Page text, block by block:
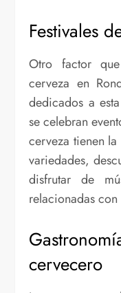
Festivales
Otro factor que contribuye al consumo de
cerveza en
dedicados a
se celebran
cerveza tienen
variedades,
disfrutar de
relacionadas
cervecero